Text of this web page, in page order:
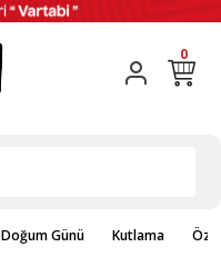
0
Doğum Günü Kutlama